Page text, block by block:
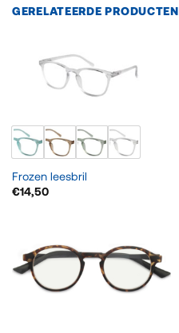
GERELATEERDE PRODUCTEN
Frozen leesbril
€14,50